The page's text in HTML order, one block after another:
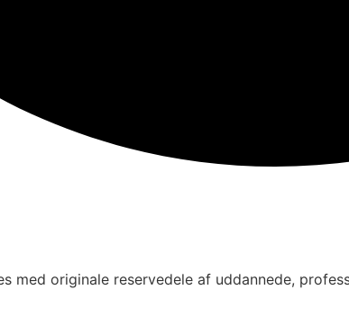
med originale reservedele af uddannede,